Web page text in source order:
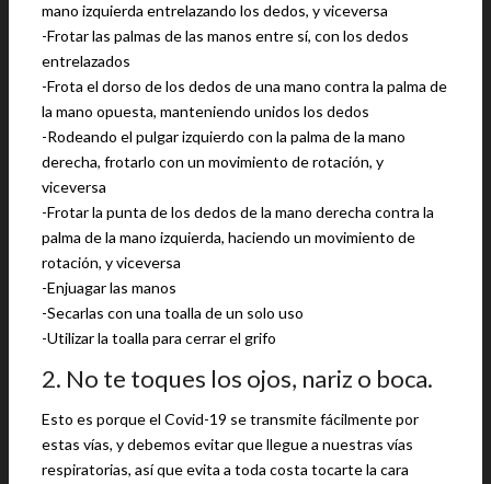
mano izquierda entrelazando los dedos, y viceversa
-Frotar las palmas de las manos entre sí, con los dedos
entrelazados
-Frota el dorso de los dedos de una mano contra la palma de
la mano opuesta, manteniendo unidos los dedos
-Rodeando el pulgar izquierdo con la palma de la mano
derecha, frotarlo con un movimiento de rotación, y
viceversa
-Frotar la punta de los dedos de la mano derecha contra la
palma de la mano izquierda, haciendo un movimiento de
rotación, y viceversa
-Enjuagar las manos
-Secarlas con una toalla de un solo uso
-Utilizar la toalla para cerrar el grifo
2. No te toques los ojos, nariz o boca.
Esto es porque el Covid-19 se transmite fácilmente por
estas vías, y debemos evitar que llegue a nuestras vías
respiratorias, así que evita a toda costa tocarte la cara